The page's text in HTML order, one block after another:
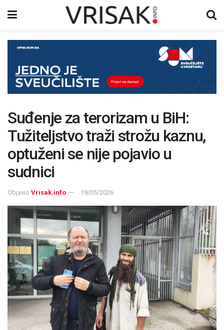
Suđenje za terorizam u BiH:
Tužiteljstvo traži strožu kaznu,
optuženi se nije pojavio u
sudnici
Objavio Vrisak.info 19/05/2026